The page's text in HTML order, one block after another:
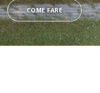
COME FARE